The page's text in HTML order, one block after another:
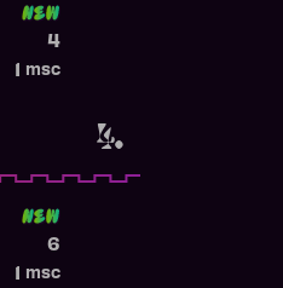
4.
4
msc
6
msc